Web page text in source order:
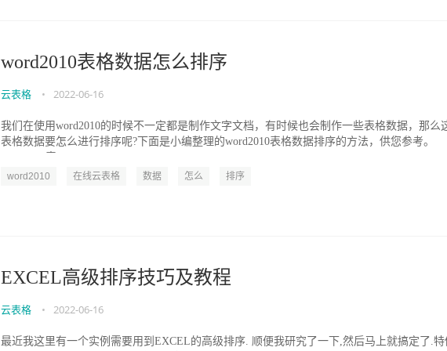
word2010表格数据怎么排序
云表格 • 2022-06-16
我们在使用word2010的时候不一定都是制作文字文档，有时候也会制作一些表格数据，那么
表格数据要怎么进行排序呢?下面是小编整理的word2010表格数据排序的方法，供您参考。
word2010 在线云表格 数据 怎么 排序
EXCEL高级排序技巧及教程
云表格 • 2022-06-16
最近我这里有一个实例需要用到EXCEL的高级排序. 顺便我研究了一下,然后马上就搞定了.特